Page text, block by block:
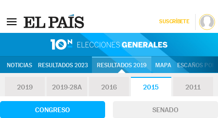
SUSCRÍBETE
NOTICIAS RESULTADOS 2023 RESULTADOS 2019 MAPA ESCAÑOS
2019 2019-28A 2016 2015 2011
CONGRESO SENADO